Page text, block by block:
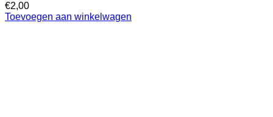
€2,00
Toevoegen aan winkelwagen